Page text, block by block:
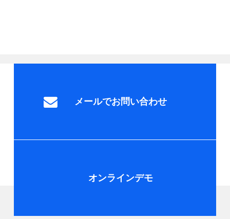
メールでお問い合わせ
オンラインデモ